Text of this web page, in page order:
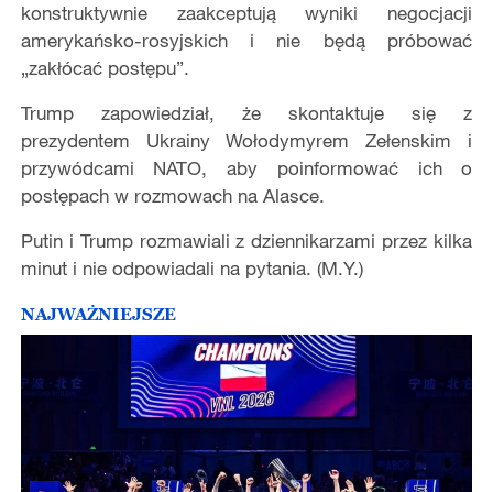
konstruktywnie zaakceptują wyniki negocjacji
amerykańsko-rosyjskich i nie będą próbować
„zakłócać postępu”.
Trump zapowiedział, że skontaktuje się z
prezydentem Ukrainy Wołodymyrem Zełenskim i
przywódcami NATO, aby poinformować ich o
postępach w rozmowach na Alasce.
Putin i Trump rozmawiali z dziennikarzami przez kilka
minut i nie odpowiadali na pytania. (M.Y.)
NAJWAŻNIEJSZE